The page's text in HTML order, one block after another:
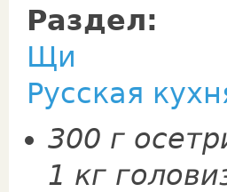
Раздел:
Щи
Русская
300 г
1 кг